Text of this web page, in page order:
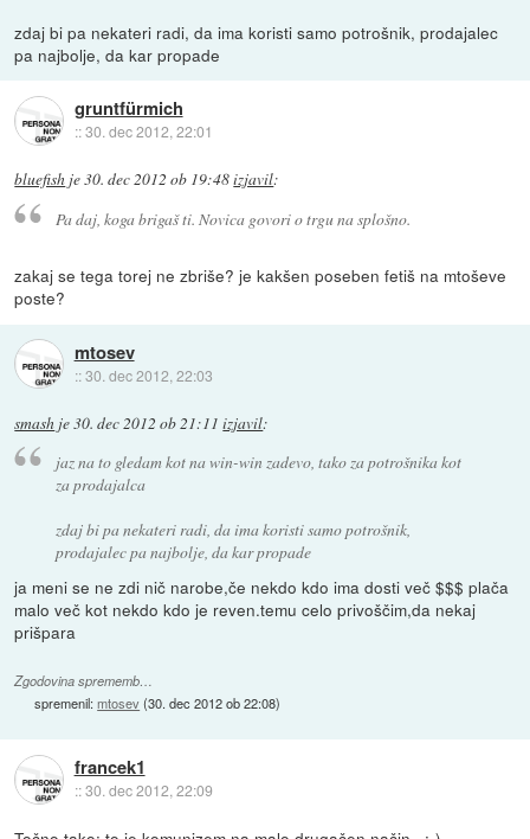
zdaj bi pa nekateri radi, da ima koristi samo potrošnik, prodajalec
pa najbolje, da kar propade
gruntfürmich
::30. dec 2012, 22:01
bluefish je30. dec 2012 ob 19:48izjavil:
Pa daj, koga brigaš ti. Novica govori o trgu na splošno.
zakaj se tega torej ne zbriše? je kakšen poseben fetiš na mtoševe
poste?
mtosev
::30. dec 2012, 22:03
smash je30. dec 2012 ob 21:11 izjavil:
jaz na to gledam kot na win-win zadevo, tako za potrošnika kot
za prodajalca
zdaj bi pa nekateri radi, da ima koristi samo potrošnik,
prodajalec pa najbolje, da kar propade
ja meni se ne zdi nič narobe,če nekdo kdo ima dosti več $$$ plača
malo več kot nekdo kdo je reven.temu celo privoščim,da nekaj
prišpara
Zgodovina sprememb…
spremenil:mtosev(30. dec 2012 ob 22:08)
francek1
::30. dec 2012, 22:09